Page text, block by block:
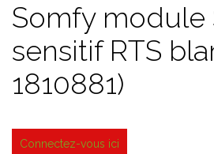
Somfy module
sensitif RTS
1810881)
Connectez-vous ici